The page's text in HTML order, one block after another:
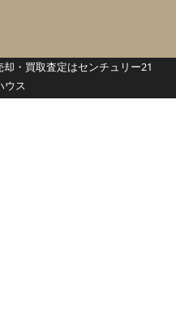
・買取査定はセンチュリー21
ウス